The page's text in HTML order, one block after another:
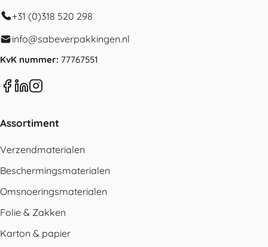
+31 (0)318 520 298
info@sabeverpakkingen.nl
KvK nummer: 77767551
Assortiment
Verzendmaterialen
Beschermingsmaterialen
Omsnoeringsmaterialen
Folie & Zakken
Karton & papier